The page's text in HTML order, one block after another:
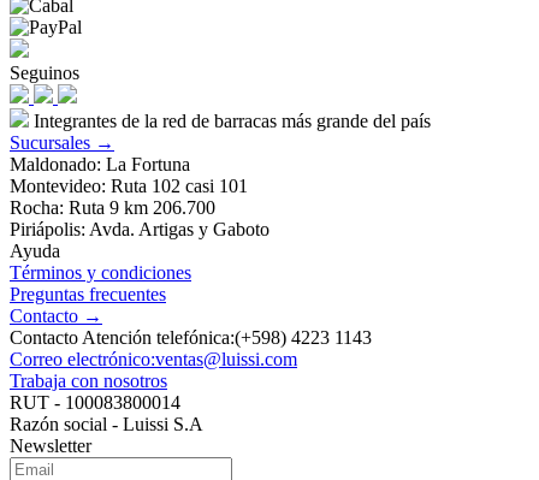
Seguinos
Integrantes de la red de barracas más grande del país
Sucursales →
Maldonado: La Fortuna
Montevideo: Ruta 102 casi 101
Rocha: Ruta 9 km 206.700
Piriápolis: Avda. Artigas y Gaboto
Ayuda
Términos y condiciones
Preguntas frecuentes
Contacto →
Contacto Atención telefónica:(+598) 4223 1143
Correo electrónico:ventas@luissi.com
Trabaja con nosotros
RUT - 100083800014
Razón social - Luissi S.A
Newsletter